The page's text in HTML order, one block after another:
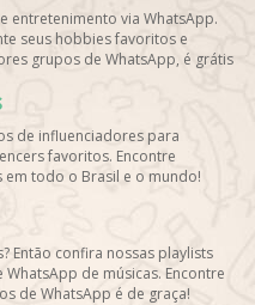
entretenimento via WhatsApp.
seus hobbies favoritos e
grupos de WhatsApp, é grátis
de influenciadores para
favoritos. Encontre
em todo o Brasil e o mundo!
Então confira nossas playlists
de músicas. Encontre
de WhatsApp é de graça!